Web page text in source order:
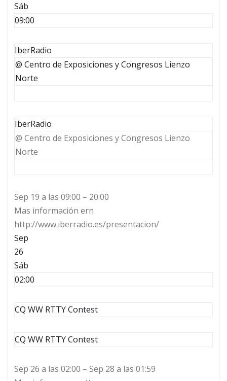
Sáb
09:00
IberRadio
@ Centro de Exposiciones y Congresos Lienzo
Norte
IberRadio
@ Centro de Exposiciones y Congresos Lienzo
Norte
Sep 19 a las 09:00 – 20:00
Mas información ern
http://www.iberradio.es/presentacion/
Sep
26
Sáb
02:00
CQ WW RTTY Contest
CQ WW RTTY Contest
Sep 26 a las 02:00 – Sep 28 a las 01:59